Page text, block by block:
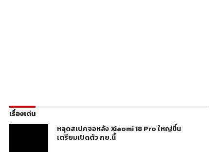
เรื่องเด่น
หลุดสเปกจอหลัง Xiaomi 18 Pro ใหญ่ขึ้น
เตรียมเปิดตัว กย.นี้